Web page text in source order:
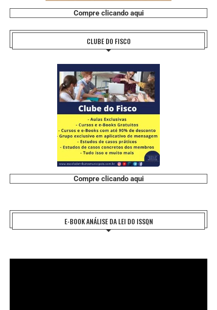
Compre clicando aqui
CLUBE DO FISCO
Compre clicando aqui
E-BOOK ANÁLISE DA LEI DO ISSQN